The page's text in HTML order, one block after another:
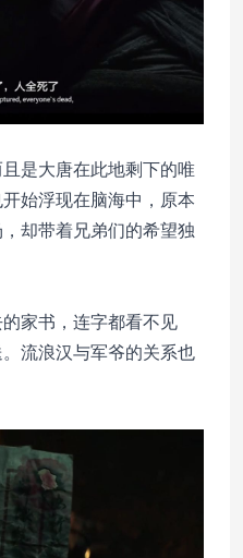
是大唐在此地剩下的唯
始浮现在脑海中，原本
却带着兄弟们的希望独
家书，连字都看不见
流浪汉与军爷的关系也